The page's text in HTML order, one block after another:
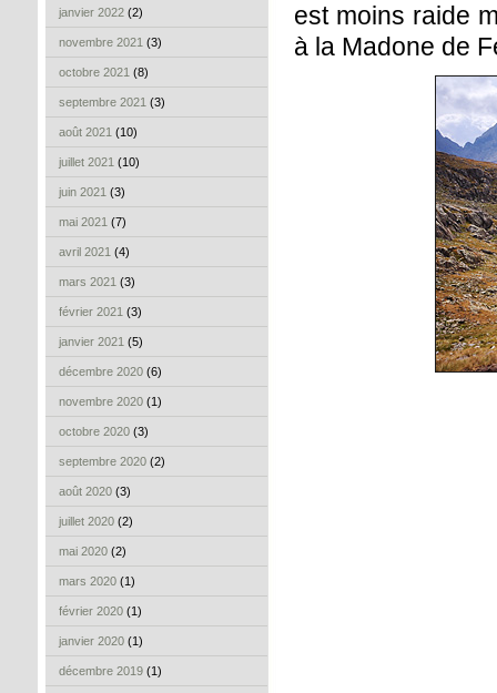
janvier 2022 (2)
novembre 2021 (3)
octobre 2021 (8)
septembre 2021 (3)
août 2021 (10)
juillet 2021 (10)
juin 2021 (3)
mai 2021 (7)
avril 2021 (4)
mars 2021 (3)
février 2021 (3)
janvier 2021 (5)
décembre 2020 (6)
novembre 2020 (1)
octobre 2020 (3)
septembre 2020 (2)
août 2020 (3)
juillet 2020 (2)
mai 2020 (2)
mars 2020 (1)
février 2020 (1)
janvier 2020 (1)
décembre 2019 (1)
est moins raide
à la Madone de